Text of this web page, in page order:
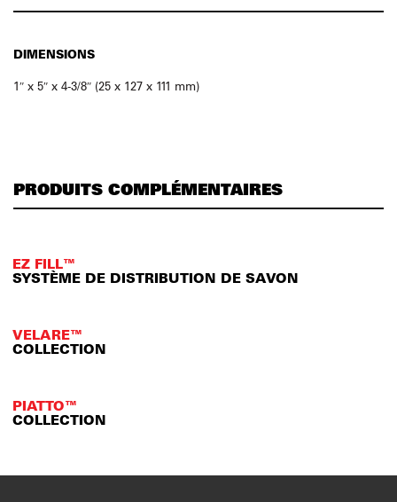
DIMENSIONS
1″ x 5″ x 4-3/8″ (25 x 127 x 111 mm)
PRODUITS COMPLÉMENTAIRES
EZ FILL™
SYSTÈME DE DISTRIBUTION DE SAVON
VELARE™
COLLECTION
PIATTO™
COLLECTION